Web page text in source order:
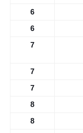
6
6
7
7
7
8
8